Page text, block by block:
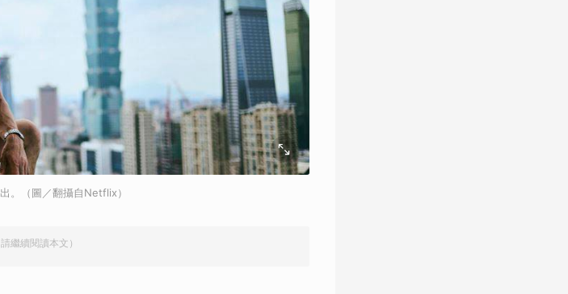
。（圖／翻攝自Netflix）
繼續閱讀本文）